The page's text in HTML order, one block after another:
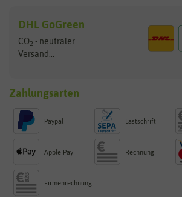
DHL GoGreen
CO2 - neutraler
Versand...
Zahlungsarten
Paypal Lastschrift
Apple Pay Rechnung
Firmenrechnung